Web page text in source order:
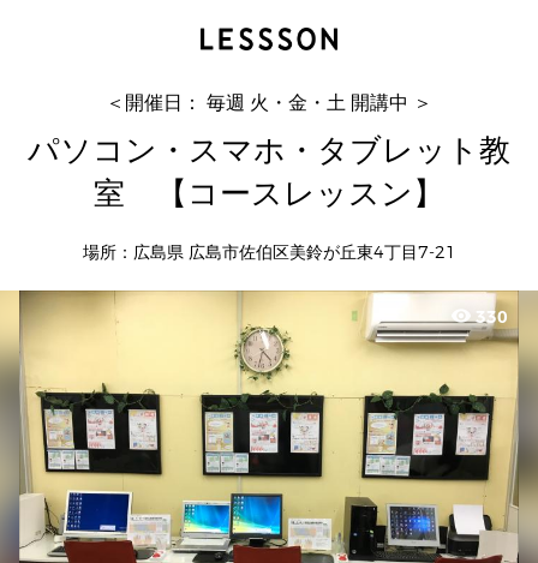
パソコン・スマホ・タブレット教室 【コースレ
ツバサパソコン教室
＜開催日： 毎週 火・金・土 開講中 ＞
パソコン・スマホ・タブレット教
室 【コースレッスン】
場所：広島県 広島市佐伯区美鈴が丘東4丁目7-21
visibility330